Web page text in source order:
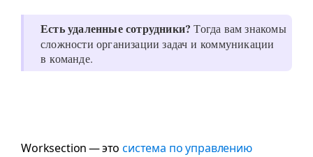
Есть удаленные сотрудники? Тогда вам знакомы
сложности организации задач и коммуникации
в команде.
Worksection — этосистема по управлению